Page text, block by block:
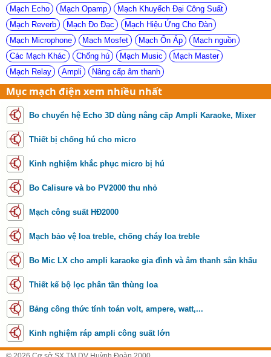
Mạch Echo
Mạch Opamp
Mạch Khuyếch Đại Công Suất
Mạch Reverb
Mạch Đo Đạc
Mạch Hiệu Ứng Cho Đàn
Mạch Microphone
Mạch Mosfet Mạch Ổn Áp
Mạch nguồn
Các Mạch Khác
Chống hú Mạch Music
Mạch Master
Mạch Relay
Ampli Nâng cấp âm thanh
Mục mạch điện xem nhiều nhất
Bo chuyển hệ Echo 3D dùng nâng cấp Ampli Karaoke, Mixer
Thiết bị chống hú cho micro
Kinh nghiệm khắc phục micro bị hú
Bo Calisure và bo PV2000 thu nhỏ
Mạch công suất HĐ2000
Mạch bảo vệ loa treble, chống cháy loa treble
Bo Mic LX cho ampli karaoke gia đình và âm thanh sân khấu
Thiết kế bộ lọc phân tần thùng loa
Bảng công thức tính toán volt, ampere, watt,...
Kinh nghiệm ráp ampli công suất lớn